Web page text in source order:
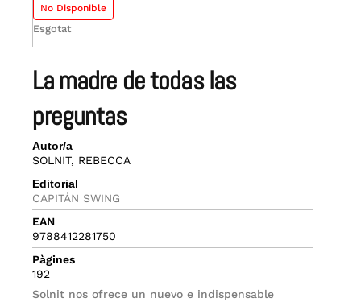
la madre de todas las
preguntas
Autor/a
SOLNIT, REBECCA
Editorial
CAPITÁN SWING
EAN
9788412281750
Pàgines
192
Solnit nos ofrece un nuevo e indispensable
No Disponible
Esgotat